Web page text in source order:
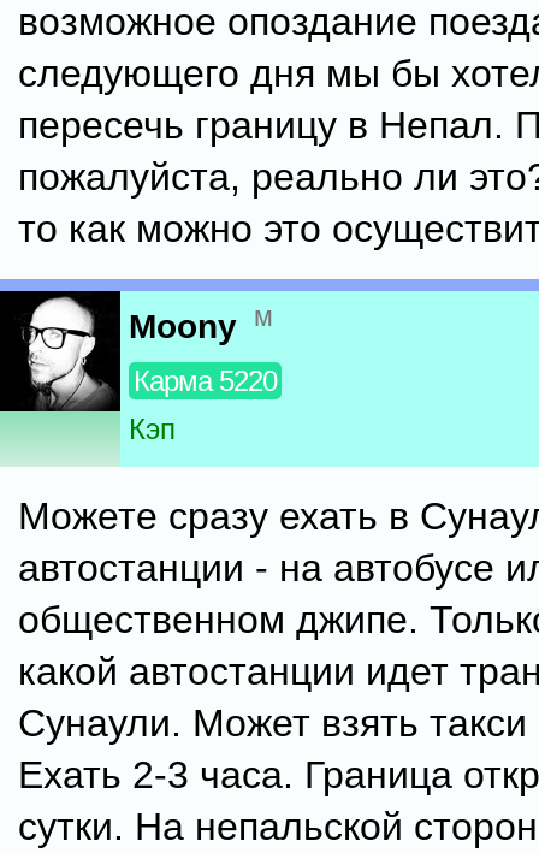
возможное опоздание
следующего дня мы бы
пересечь границу в Непал.
пожалуйста, реально ли
то как можно это
Moony м
Карма 5220
Кэп
Можете сразу ехать в
автостанции - на автобусе
общественном джипе.
какой автостанции идет
Сунаули. Может взять такси
Ехать 2-3 часа. Граница
сутки. На непальской